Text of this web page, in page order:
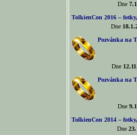
Dne
TolkienCon 2016 –
Dne
Pozvánka na
Dne
Pozvánka na
Dne
TolkienCon 2014 –
Dne